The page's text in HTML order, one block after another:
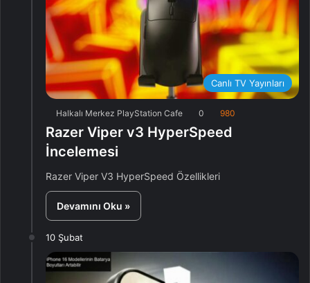
Canlı TV Yayınları
Halkalı Merkez PlayStation Cafe 0 980
Razer Viper v3 HyperSpeed
İncelemesi
Razer Viper V3 HyperSpeed Özellikleri
Devamını Oku »
10 Şubat